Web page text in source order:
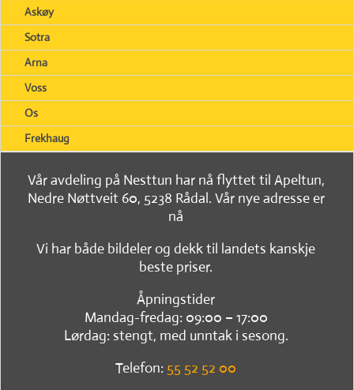
Askøy
Sotra
Arna
Voss
Os
Frekhaug
Vår avdeling på Nesttun har nå flyttet til Apeltun,
Nedre Nøttveit 60, 5238 Rådal. Vår nye adresse er
nå
Vi har både bildeler og dekk til landets kanskje
beste priser.
Åpningstider
Mandag-fredag: 09:00 – 17:00
Lørdag: stengt, med unntak i sesong.
Telefon: 55 52 52 00